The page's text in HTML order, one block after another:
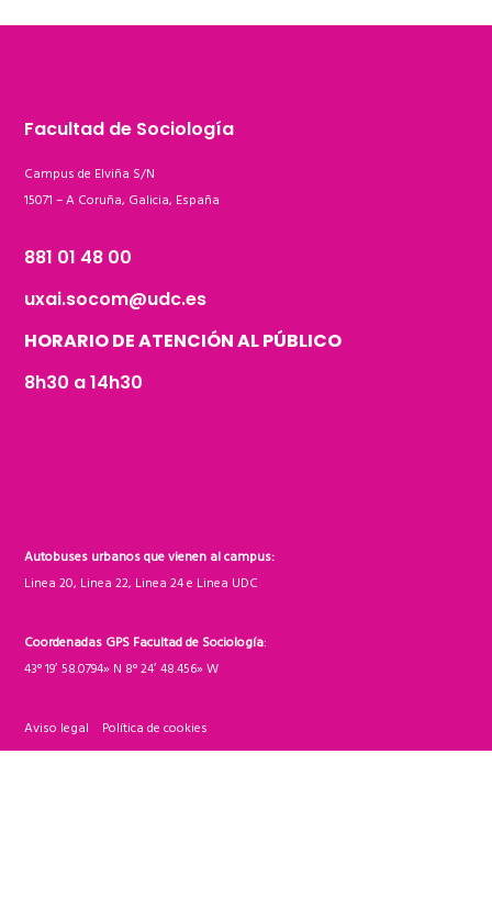
Facultad de Sociología
Campus de Elviña S/N
15071 – A Coruña, Galicia, España
881 01 48 00
uxai.socom@udc.es
HORARIO DE ATENCIÓN AL PÚBLICO
8h30 a 14h30
Autobuses urbanos que vienen al campus:
Linea 20, Linea 22, Linea 24 e Linea UDC
Coordenadas GPS Facultad de Sociología:
43° 19′ 58.0794» N 8° 24′ 48.456» W
Aviso legal Política de cookies